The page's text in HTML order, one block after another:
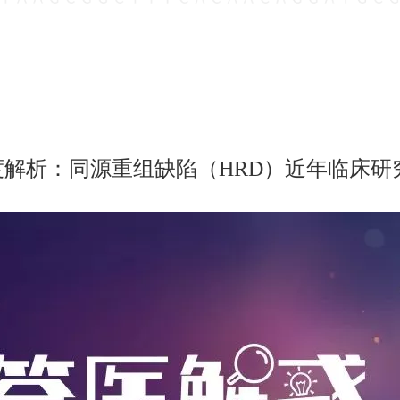
析：同源重组缺陷（HRD）近年临床研